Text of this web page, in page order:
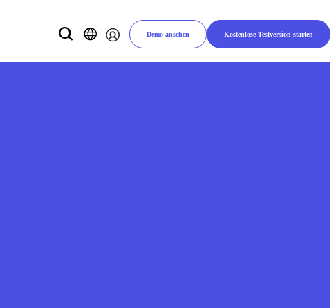
Demo ansehen Kostenlose Testversion starten